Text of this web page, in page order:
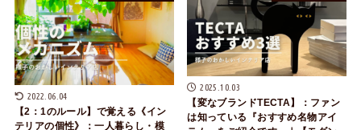
2022.06.04
【2：1のルール】で覚える《イン
テリアの個性》：一人暮らし・模
2025.10.03
【変なブランドTECTA】：ファン
は知っている『おすすめ名物アイ